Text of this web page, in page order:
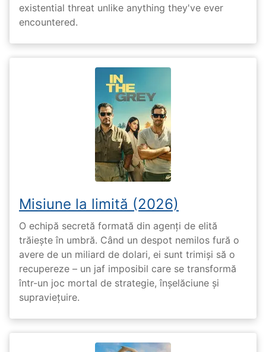
existential threat unlike anything they've ever
encountered.
Misiune la limită (2026)
O echipă secretă formată din agenți de elită
trăiește în umbră. Când un despot nemilos fură o
avere de un miliard de dolari, ei sunt trimiși să o
recupereze – un jaf imposibil care se transformă
într-un joc mortal de strategie, înșelăciune și
supraviețuire.